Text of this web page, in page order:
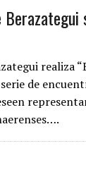
realiza
de